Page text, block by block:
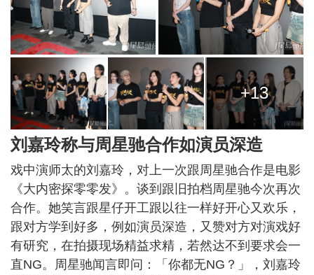
+13
刘嘉玲称与周星驰合作如演员深造
戏中演师太的刘嘉玲，对上一次跟周星驰合作是电影
《大内密探零零发》。谈到跟旧拍档周星驰今次再次
合作。她笑言跟星仔开工跟以往一样好开心又欢乐，
跟对方学到好多，例如演员深造，又赞对方对演戏好
有研究，在拍摄现场精益求精，若然达不到要求会一
直NG。周星驰闻言即问：「你都无NG？」，刘嘉玲